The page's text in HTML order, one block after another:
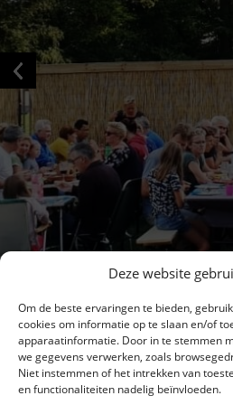
Deze website
Om de beste ervaringen te bieden,
cookies om informatie op te slaan en/of
apparaatinformatie. Door in te stemmen
we gegevens verwerken, zoals
Niet instemmen of het intrekken van
en functionaliteiten nadelig beïnvloeden.